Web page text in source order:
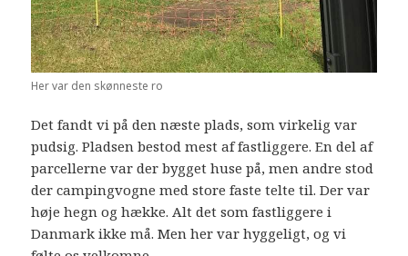
Her var den skønneste ro
Det fandt vi på den næste plads, som virkelig var
pudsig. Pladsen bestod mest af fastliggere. En del af
parcellerne var der bygget huse på, men andre stod
der campingvogne med store faste telte til. Der var
høje hegn og hække. Alt det som fastliggere i
Danmark ikke må. Men her var hyggeligt, og vi